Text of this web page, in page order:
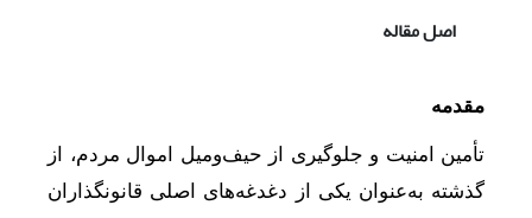
اصل مقاله
مقدمه
تأمین امنیت و جلوگیری از حیف‌ومیل اموال مردم، از
گذشته به‌عنوان یکی از دغدغههای اصلی قانونگذاران